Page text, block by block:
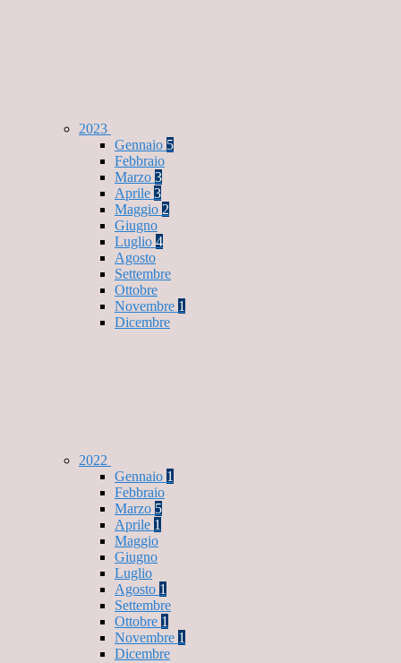
2023
Gennaio 5
Febbraio
Marzo 3
Aprile 3
Maggio 2
Giugno
Luglio 4
Agosto
Settembre
Ottobre
Novembre 1
Dicembre
2022
Gennaio 1
Febbraio
Marzo 5
Aprile 1
Maggio
Giugno
Luglio
Agosto 1
Settembre
Ottobre 1
Novembre 1
Dicembre